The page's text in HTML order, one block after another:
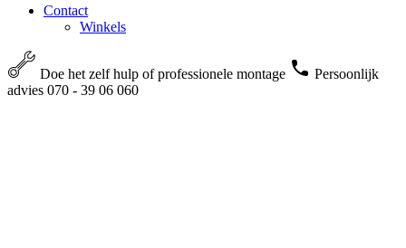
Contact
Winkels
Doe het zelf hulp of professionele montage
Persoonlijk
advies 070 - 39 06 060